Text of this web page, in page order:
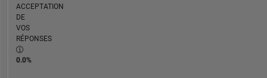
ACCEPTATION
DE
VOS
RÉPONSES
0.0%